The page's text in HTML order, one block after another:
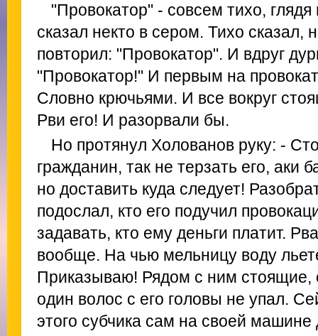
"Провокатор" - совсем тихо,
сказал некто в сером. Тихо
повторил: "Провокатор". И вдруг
"Провокатор!" И первым на
Словно крючьями. И все вокруг
Рви его! И разорвали бы.
Но протянул Холованов руку: -
гражданин, так не терзать его, аки
но доставить куда следует!
подослал, кто его подучил
задавать, кто ему деньги платит.
вообще. На чью мельницу воду
Приказываю! Рядом с ним стоящие,
один волос с его головы не упал.
этого субчика сам на своей машине